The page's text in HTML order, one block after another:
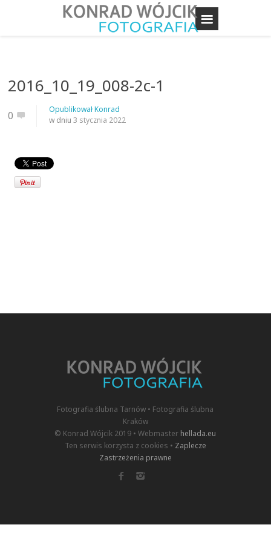
2016_10_19_008-2c-1
0 OpublikowałKonrad
w dniu3 stycznia 2022
Fotografia ślubna Tarnów • Fotografia ślubna
Kraków
© Konrad Wójcik 2019 • Webmaster hellada.eu
Ten serwis korzysta z cookies • Zaplecze
Zastrzeżenia prawne